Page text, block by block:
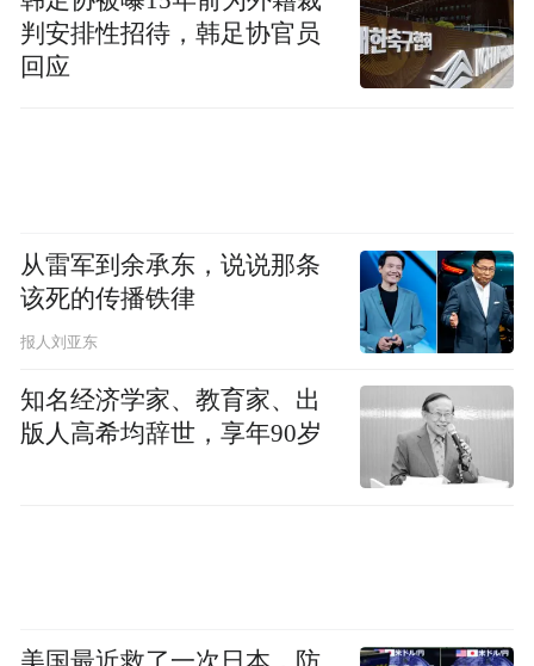
据此前青岛地铁官方公布的青岛地铁16号线
初步走向图，16号线从胶东国际机场站驶
出，沿204国道向东铺设，与即将开建的15号
线一期形成换乘，往即墨主城区、蓝谷方向
铺设。
与地铁16号线衔接的的15号线，近日完成了
判安排性招待，韩足协官员
回应
从雷军到余承东，说说那条
该死的传播铁律
报人刘亚东
知名经济学家、教育家、出
版人高希均辞世，享年90岁
美国最近救了一次日本，防